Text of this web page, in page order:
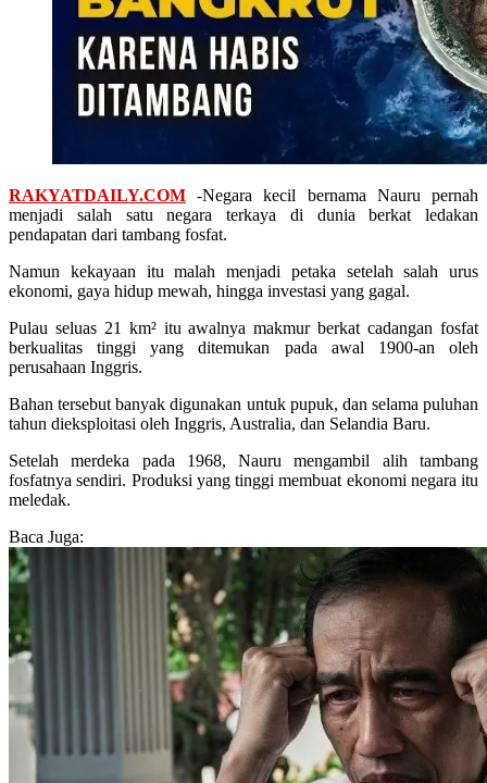
RAKYATDAILY.COM -Negara kecil bernama Nauru pernah
menjadi salah satu negara terkaya di dunia berkat ledakan
pendapatan dari tambang fosfat.
Namun kekayaan itu malah menjadi petaka setelah salah urus
ekonomi, gaya hidup mewah, hingga investasi yang gagal.
Pulau seluas 21 km² itu awalnya makmur berkat cadangan fosfat
berkualitas tinggi yang ditemukan pada awal 1900-an oleh
perusahaan Inggris.
Bahan tersebut banyak digunakan untuk pupuk, dan selama puluhan
tahun dieksploitasi oleh Inggris, Australia, dan Selandia Baru.
Setelah merdeka pada 1968, Nauru mengambil alih tambang
fosfatnya sendiri. Produksi yang tinggi membuat ekonomi negara itu
meledak.
Baca Juga: